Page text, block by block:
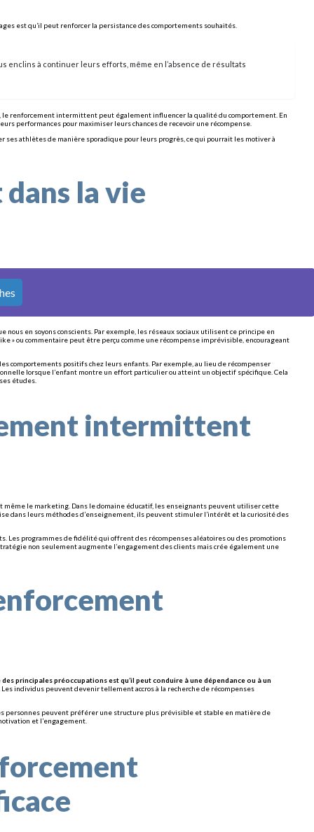
est qu’il peut renforcer la persistance des comportements souhaités.
enclins à continuer leurs efforts, même en l’absence de résultats
renforcement intermittent peut également influencer la qualité du comportement. En
performances pour maximiser leurs chances de recevoir une récompense.
ses athlètes de manière sporadique pour leurs progrès, ce qui pourrait les motiver à
la vie
en soyons conscients. Par exemple, les réseaux sociaux utilisent ce principe en
ou commentaire peut être perçu comme une récompense imprévisible, encourageant
comportements positifs chez leurs enfants. Par exemple, au lieu de récompenser
lorsque l’enfant montre un effort particulier ou atteint un objectif spécifique. Cela
études.
intermittent
le marketing. Dans le domaine éducatif, les enseignants peuvent utiliser cette
dans leurs méthodes d’enseignement, ils peuvent stimuler l’intérêt et la curiosité des
programmes de fidélité qui offrent des récompenses aléatoires ou des promotions
non seulement augmente l’engagement des clients mais crée également une
des principales préoccupations est qu’il peut conduire à une dépendance ou à un
Les individus peuvent devenir tellement accros à la recherche de récompenses
personnes peuvent préférer une structure plus prévisible et stable en matière de
et l’engagement.